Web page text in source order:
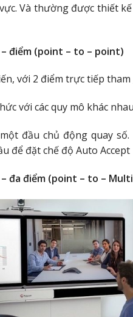
Và thường được thiết
điểm (point – to – point)
với 2 điểm trực tiếp tham
với các quy mô khác
đầu chủ động quay
để đặt chế độ Auto Accept
đa điểm (point – to –